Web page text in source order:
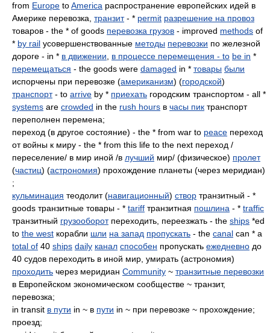
from Europe toAmerica распространение европейских идей в
Америке перевозка, транзит- * permit разрешение на провоз
товаров - the * of goods перевозка грузов - improved methods of
* by rail усовершенствованные методы перевозки по железной
дороге - in * в движении в процессе перемещения - to be in *
перемещаться - the goods were damaged in * товары были
испорчены при перевозке (американизм) (городской)
транспорт- to arrive by * приехать городским транспортом - all *
systems are crowded in the rush hours в часы пик транспорт
переполнен перемена;
переход (в другое состояние) - the * from war to peace переход
от войны к миру - the * from this life to the next переход /
переселение/ в мир иной /в лучший мир/ (физическое) пролет
(частиц) (астрономия) прохождение планеты (через меридиан)
;
кульминация теодолит (навигационный) створ транзитный - *
goods транзитные товары - * tariff транзитная пошлина - * traffic
транзитный грузооборотпереходить, переезжать - the ships *ed
to the west корабли шли на запад пропускать - the canal can * a
total of 40 ships daily канал способен пропускать ежедневно до
40 судов переходить в иной мир, умирать (астрономия)
проходить через меридиан Community ~ транзитные перевозки
в Европейском экономическом сообществе ~ транзит,
перевозка;
in transit в пути in ~ в пути in ~ при перевозке ~ прохождение;
проезд;